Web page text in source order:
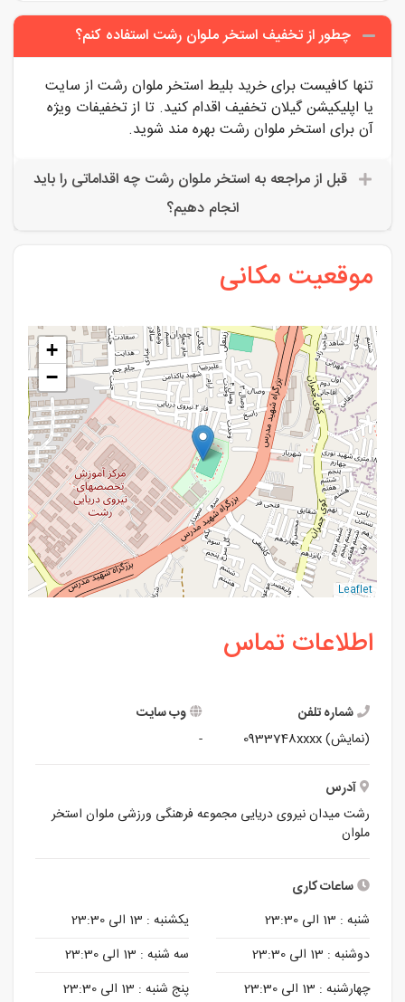
چطور از تخفیف استخر ملوان رشت استفاده کنم؟
تنها کافیست برای خرید بلیط استخر ملوان رشت از سایت
یا اپلیکیشن گیلان تخفیف اقدام کنید. تا از تخفیفات ویژه
آن برای استخر ملوان رشت بهره مند شوید.
قبل از مراجعه به استخر ملوان رشت چه اقداماتی را باید
انجام دهیم؟
موقعیت مکانی
+
−
Leaflet
اطلاعات تماس
شماره تلفن
(نمایش)0933748xxxx
وب سایت
-
آدرس
رشت میدان نیروی دریایی مجموعه فرهنگی ورزشی ملوان استخر
ملوان
ساعات کاری
شنبه : 13 الی 23:30 یکشنبه : 13 الی 23:30
دوشنبه : 13 الی 23:30 سه شنبه : 13 الی 23:30
چهارشنبه : 13 الی 23:30 پنج شنبه : 13 الی 23:30